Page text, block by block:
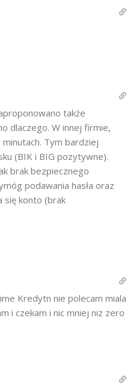
także
dlaczego. W innej firmie,
Tym bardziej
(BIK i BIG pozytywne).
brak bezpiecznego
podawania hasła oraz
się konto (brak
Kredytn nie polecam miala
i czekam i nic mniej niz zero